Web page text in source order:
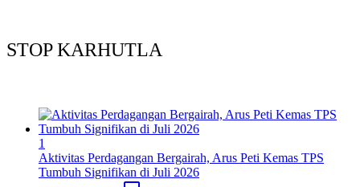
STOP KARHUTLA
1
Aktivitas Perdagangan Bergairah, Arus Peti Kemas TPS
Tumbuh Signifikan di Juli 2026